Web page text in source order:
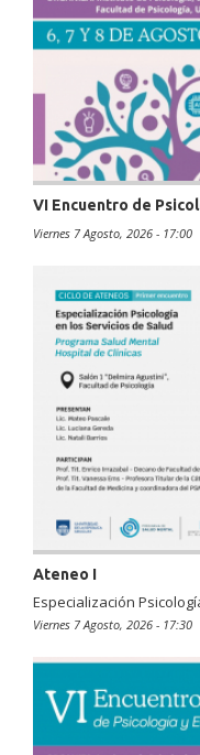
VI Encuentro de
Viernes 7 Agosto, 2026 - 17:00
Ateneo I
Especialización
Viernes 7 Agosto, 2026 - 17:30